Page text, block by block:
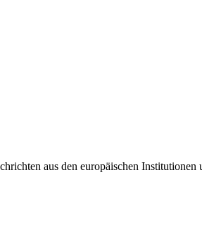
aus den europäischen